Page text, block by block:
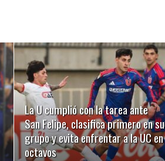
La U cumplió con la tarea ante
San Felipe, clasifica primero en su
grupo y evita enfrentar a la UC en
octavos
LEER MÁS